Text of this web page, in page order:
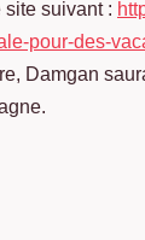
suivant :
pour-des-
Damgan